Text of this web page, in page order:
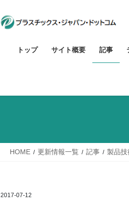
トップ サイト概要 記事
HOME 更新情報一覧 記事 製品技
2017-07-12